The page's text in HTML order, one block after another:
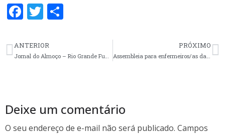
F
e
b
k
T
itt
er e
ANTERIOR
Jornal do Almoço – Rio Grande Funcionários da Santa Casa de Rio Grande iniciam nova greve
PRÓXIMO
Assembleia para enfermeiros/as da região do Vale do Taquari é dia 27
Deixe um comentário
O seu endereço de e-mail não será publicado. Campos